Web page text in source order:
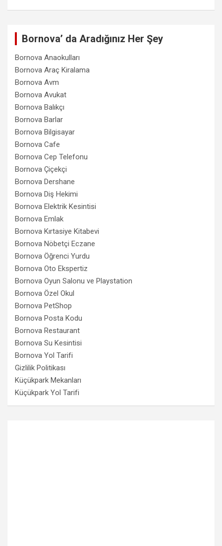
Bornova’ da Aradığınız Her Şey
Bornova Anaokulları
Bornova Araç Kiralama
Bornova Avm
Bornova Avukat
Bornova Balıkçı
Bornova Barlar
Bornova Bilgisayar
Bornova Cafe
Bornova Cep Telefonu
Bornova Çiçekçi
Bornova Dershane
Bornova Diş Hekimi
Bornova Elektrik Kesintisi
Bornova Emlak
Bornova Kırtasiye Kitabevi
Bornova Nöbetçi Eczane
Bornova Öğrenci Yurdu
Bornova Oto Ekspertiz
Bornova Oyun Salonu ve Playstation
Bornova Özel Okul
Bornova PetShop
Bornova Posta Kodu
Bornova Restaurant
Bornova Su Kesintisi
Bornova Yol Tarifi
Gizlilik Politikası
Küçükpark Mekanları
Küçükpark Yol Tarifi